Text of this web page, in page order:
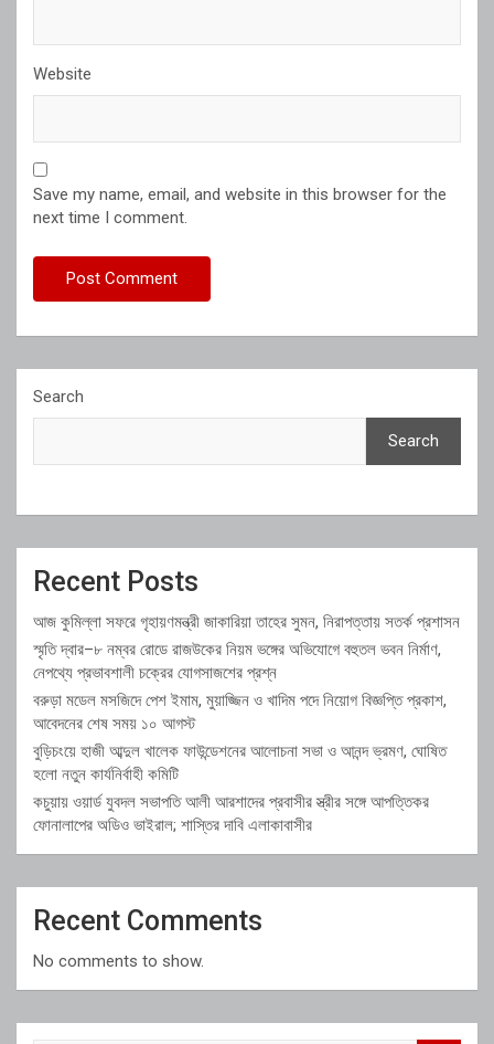
Website
Save my name, email, and website in this browser for the
next time I comment.
Search
Search
Recent Posts
আজ কুমিল্লা সফরে গৃহায়ণমন্ত্রী জাকারিয়া তাহের সুমন, নিরাপত্তায় সতর্ক প্রশাসন
স্মৃতি দ্বার–৮ নম্বর রোডে রাজউকের নিয়ম ভঙ্গের অভিযোগে বহুতল ভবন নির্মাণ,
নেপথ্যে প্রভাবশালী চক্রের যোগসাজশের প্রশ্ন
বরুড়া মডেল মসজিদে পেশ ইমাম, মুয়াজ্জিন ও খাদিম পদে নিয়োগ বিজ্ঞপ্তি প্রকাশ,
আবেদনের শেষ সময় ১০ আগস্ট
বুড়িচংয়ে হাজী আব্দুল খালেক ফাউন্ডেশনের আলোচনা সভা ও আনন্দ ভ্রমণ, ঘোষিত
হলো নতুন কার্যনির্বাহী কমিটি
কচুয়ায় ওয়ার্ড যুবদল সভাপতি আলী আরশাদের প্রবাসীর স্ত্রীর সঙ্গে আপত্তিকর
ফোনালাপের অডিও ভাইরাল; শাস্তির দাবি এলাকাবাসীর
Recent Comments
No comments to show.